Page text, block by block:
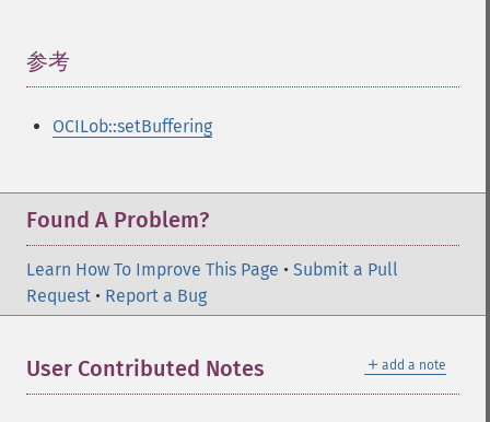
参考
OCILob::setBuffering
Found A Problem?
Learn How To Improve This Page • Submit a Pull
Request • Report a Bug
＋ add a note
User Contributed Notes